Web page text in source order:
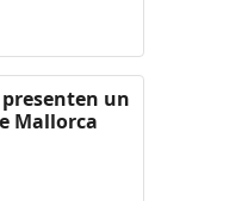
un
Mallorca